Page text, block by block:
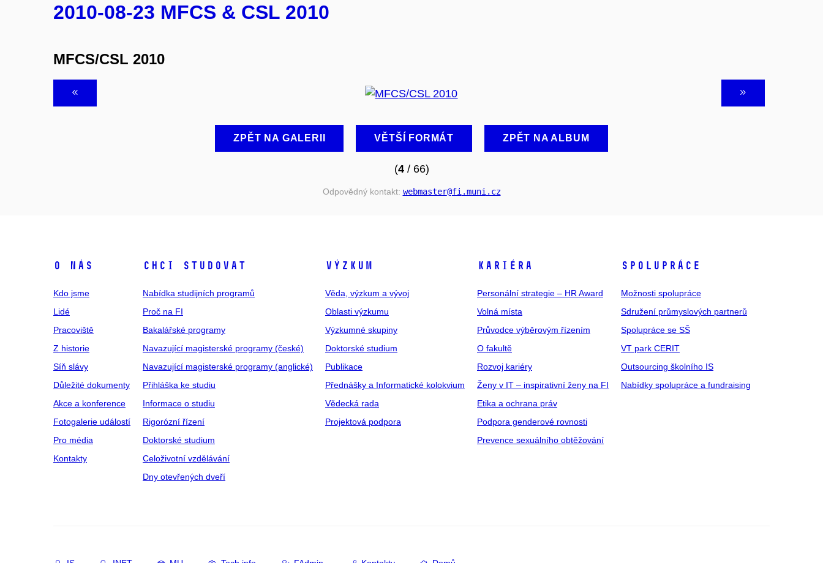
2010-08-23 MFCS & CSL 2010
MFCS/CSL 2010
ZPĚT NA GALERII VĚTŠÍ FORMÁT ZPĚT NA ALBUM
(4/ 66)
Odpovědný kontakt: webmaster@fi .muni .cz
O NÁS
Kdo jsme
Lidé
Pracoviště
Z historie
Síň slávy
Důležité dokumenty
Akce a konference
Fotogalerie událostí
Pro média
Kontakty
CHCI STUDOVAT
Nabídka studijních programů
Proč na FI
Bakalářské programy
Navazující magisterské programy (české)
Navazující magisterské programy (anglické)
Přihláška ke studiu
Informace o studiu
Rigorózní řízení
Doktorské studium
Celoživotní vzdělávání
Dny otevřených dveří
VÝZKUM
Věda, výzkum a vývoj
Oblasti výzkumu
Výzkumné skupiny
Doktorské studium
Publikace
Přednášky a Informatické kolokvium
Vědecká rada
Projektová podpora
KARIÉRA
Personální strategie – HR Award
Volná místa
Průvodce výběrovým řízením
O fakultě
Rozvoj kariéry
Ženy v IT – inspirativní ženy na FI
Etika a ochrana práv
Podpora genderové rovnosti
Prevence sexuálního obtěžování
SPOLUPRÁCE
Možnosti spolupráce
Sdružení průmyslových partnerů
Spolupráce se SŠ
VT park CERIT
Outsourcing školního IS
Nabídky spolupráce a fundraising